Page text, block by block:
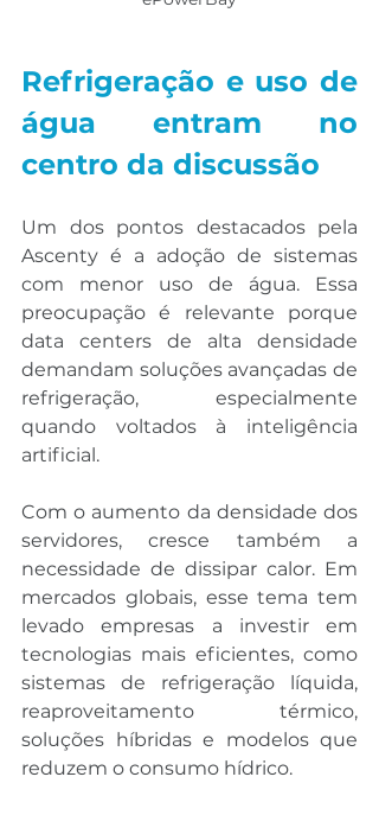
Refrigeração e uso de
água entram no
centro da discussão
Um dos pontos destacados pela
Ascenty é a adoção de sistemas
com menor uso de água. Essa
preocupação é relevante porque
data centers de alta densidade
demandam soluções avançadas de
refrigeração, especialmente
quando voltados à inteligência
artificial.
Com o aumento da densidade dos
servidores, cresce também a
necessidade de dissipar calor. Em
mercados globais, esse tema tem
levado empresas a investir em
tecnologias mais eficientes, como
sistemas de refrigeração líquida,
reaproveitamento térmico,
soluções híbridas e modelos que
reduzem o consumo hídrico.